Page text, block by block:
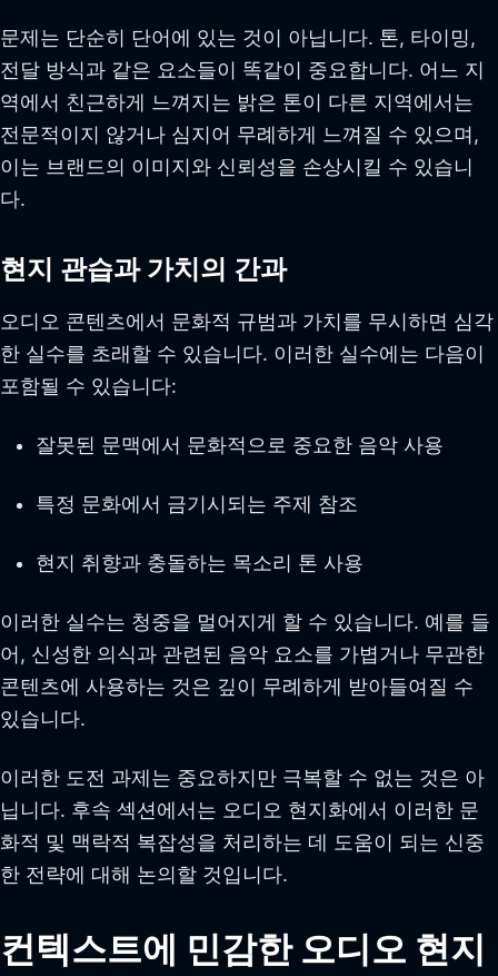
문제는 단순히 단어에 있는 것이 아닙니다. 톤, 타이밍,
전달 방식과 같은 요소들이 똑같이 중요합니다. 어느 지
역에서 친근하게 느껴지는 밝은 톤이 다른 지역에서는
전문적이지 않거나 심지어 무례하게 느껴질 수 있으며,
이는 브랜드의 이미지와 신뢰성을 손상시킬 수 있습니
다.
현지 관습과 가치의 간과
오디오 콘텐츠에서 문화적 규범과 가치를 무시하면 심각
한 실수를 초래할 수 있습니다. 이러한 실수에는 다음이
포함될 수 있습니다:
잘못된 문맥에서 문화적으로 중요한 음악 사용
특정 문화에서 금기시되는 주제 참조
현지 취향과 충돌하는 목소리 톤 사용
이러한 실수는 청중을 멀어지게 할 수 있습니다. 예를 들
어, 신성한 의식과 관련된 음악 요소를 가볍거나 무관한
콘텐츠에 사용하는 것은 깊이 무례하게 받아들여질 수
있습니다.
이러한 도전 과제는 중요하지만 극복할 수 없는 것은 아
닙니다. 후속 섹션에서는 오디오 현지화에서 이러한 문
화적 및 맥락적 복잡성을 처리하는 데 도움이 되는 신중
한 전략에 대해 논의할 것입니다.
컨텍스트에 민감한 오디오 현지